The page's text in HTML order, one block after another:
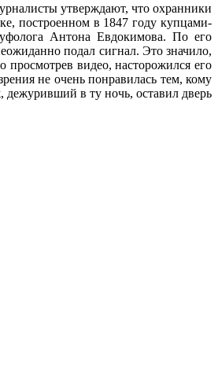
утверждают, что охранники
построенном в 1847 году купцами-
Антона Евдокимова. По его
подал сигнал. Это значило,
просмотрев видео, насторожился его
не очень понравилась тем, кому
дежуривший в ту ночь, оставил дверь